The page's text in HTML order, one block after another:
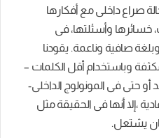
صراع داخلى مع أفكارها
خسائرها وأسئلتها، فى
صافية وناعمة. يقودنا
وباستخدام أقل الكلمات –
حتى فى المونولوج الداخلى-
،إلا أنها فى الحقيقة مثل
يشتعل.